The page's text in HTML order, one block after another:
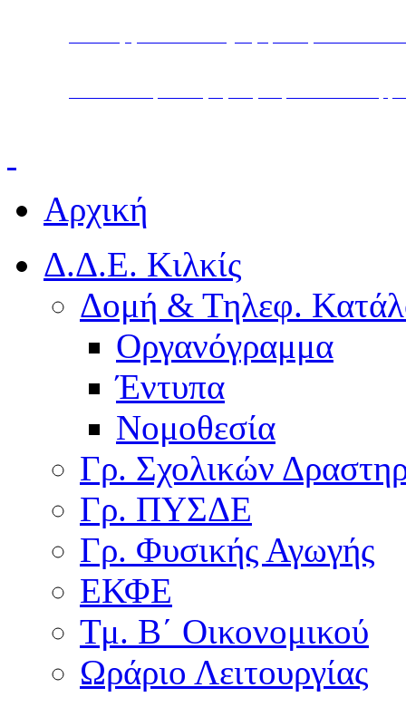
Αρχική
Δ.Δ.Ε. Κιλκίς
Δομή & Τηλεφ.
Οργανόγραμμα
Έντυπα
Νομοθεσία
Γρ. Σχολικών
Γρ. ΠΥΣΔΕ
Γρ. Φυσικής Αγωγής
ΕΚΦΕ
Τμ. Β΄ Οικονομικού
Ωράριο Λειτουργίας